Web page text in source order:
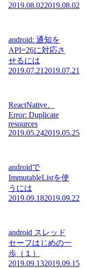
2019.08.022019.08.02
android: 通知を
API=26に対応さ
せるには
2019.07.21 2019.07.21
ReactNative、
Error: Duplicate
resources
2019.05.242019.05.25
androidで
ImmutableListを使
うには
2019.09.182019.09.22
android スレッド
セーフはじめの一
歩（１）
2019.09.132019.09.15